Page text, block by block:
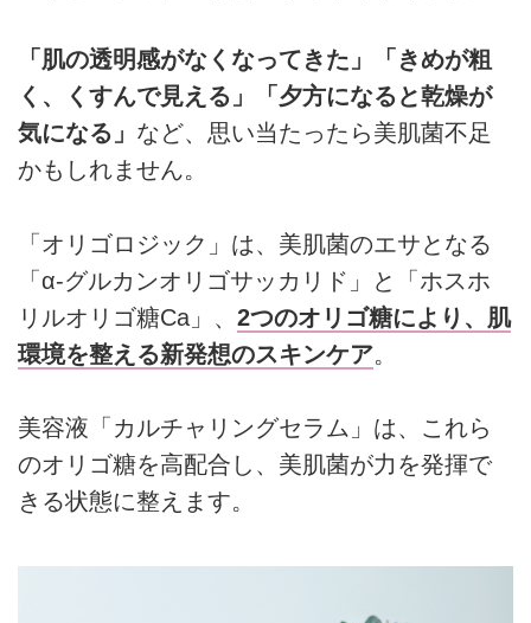
「肌の透明感がなくなってきた」「きめが粗
く、くすんで見える」「夕方になると乾燥が
気になる」 など、思い当たったら美肌菌不足
かもしれません。
「オリゴロジック」は、美肌菌のエサとなる
「α-グルカンオリゴサッカリド」と「ホスホ
リルオリゴ糖Ca」、 2つのオリゴ糖により、肌
環境を整える新発想のスキンケア。
美容液「カルチャリングセラム」は、これら
のオリゴ糖を高配合し、美肌菌が力を発揮で
きる状態に整えます。